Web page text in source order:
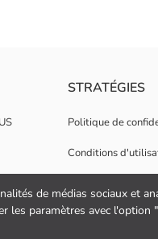
de médias sociaux et
les paramètres avec l'option
STRATÉGIES
Politique de
Conditions